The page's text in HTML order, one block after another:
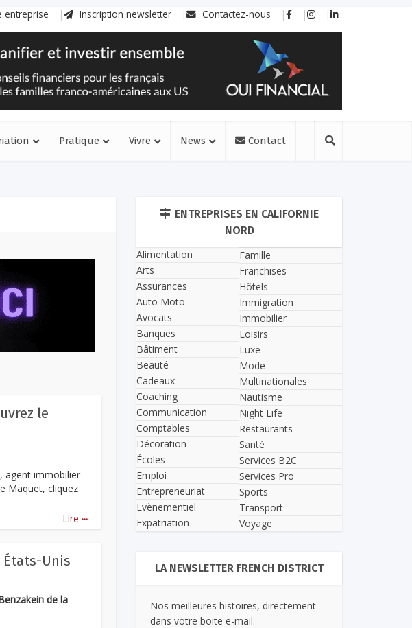
entreprise Inscription newsletter Contactez-nous
Pratique Vivre News Contact
le
agent immobilier
Maquet, cliquez
Lire ...
États-Unis
de la
ENTREPRISES EN CALIFORNIE
NORD
Alimentation
Arts
Assurances
Auto Moto
Avocats
Banques
Bâtiment
Beauté
Cadeaux
Coaching
Communication
Comptables
Décoration
Écoles
Emploi
Entrepreneuriat
Evènementiel
Expatriation
Famille
Franchises
Hôtels
Immigration
Immobilier
Loisirs
Luxe
Mode
Multinationales
Nautisme
Night Life
Restaurants
Santé
Services B2C
Services Pro
Sports
Transport
Voyage
LA NEWSLETTER FRENCH DISTRICT
Nos meilleures histoires, directement
dans votre boite e-mail.